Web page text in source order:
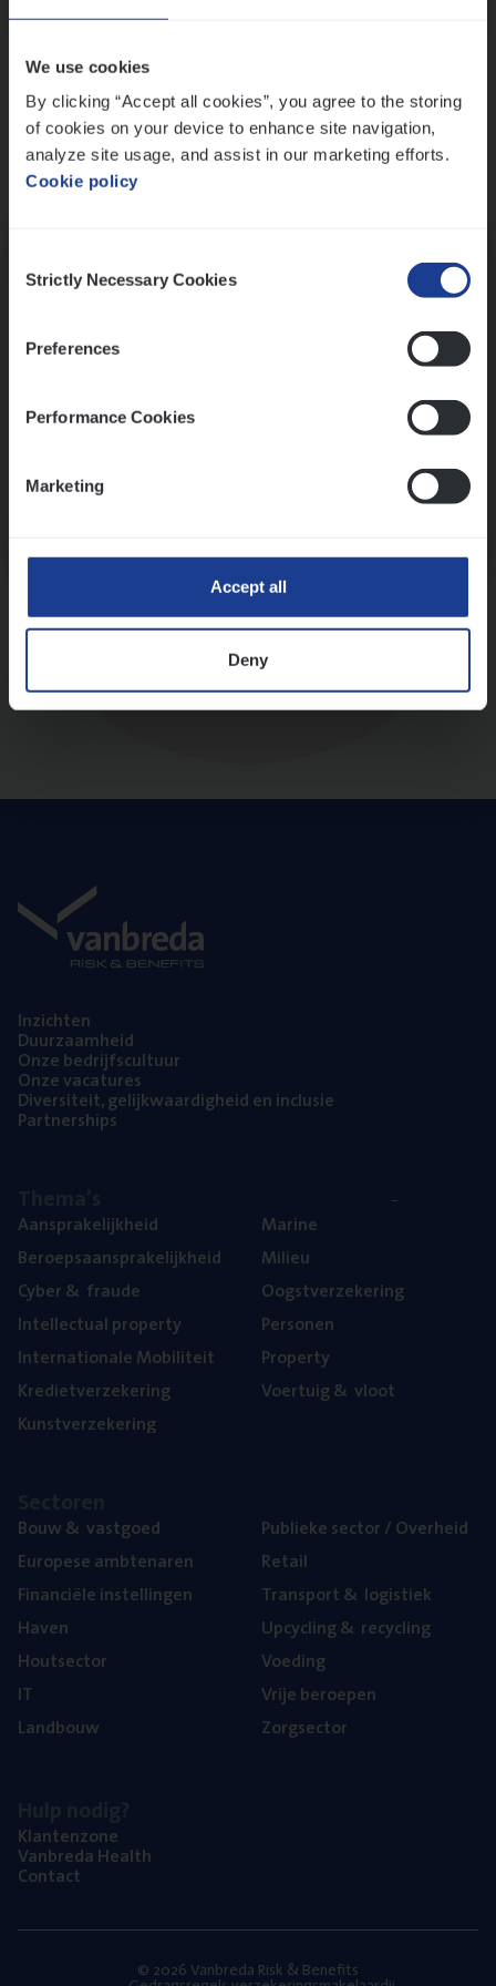
We use cookies
By clicking “Accept all cookies”, you agree to the storing
of cookies on your device to enhance site navigation,
analyze site usage, and assist in our marketing efforts.
Cookie policy
Selection
Strictly Necessary Cookies
Preferences
Performance Cookies
Marketing
Accept all
Deny
Inzich­ten
Duur­zaam­heid
Onze bedrijfs­cul­tuur
Onze vaca­tu­res
Diver­si­teit, gelijk­waar­dig­heid en inclusie
Part­ner­ships
Aan­spra­ke­lijk­heid
Beroeps­aan­spra­ke­lijk­heid
Cyber& fraude
Intel­lec­tu­al property
Inter­na­ti­o­na­le Mobiliteit
Kre­diet­ver­ze­ke­ring
Kunst­ver­ze­ke­ring
Mari­ne
Mili­eu
Oogst­ver­ze­ke­ring
Per­so­nen
Pro­per­ty
Voer­tuig& vloot
Bouw& vastgoed
Euro­pe­se ambtenaren
Finan­ci­ë­le instellingen
Haven
Hout­sec­tor
IT
Land­bouw
Publie­ke sec­tor / Overheid
Retail
Trans­port& logistiek
Upcy­cling& recycling
Voe­ding
Vrije beroe­pen
Zorg­sec­tor
Klan­ten­zo­ne
Van­b­re­da Health
Con­tact
© 2026 Vanbreda Risk & Benefits